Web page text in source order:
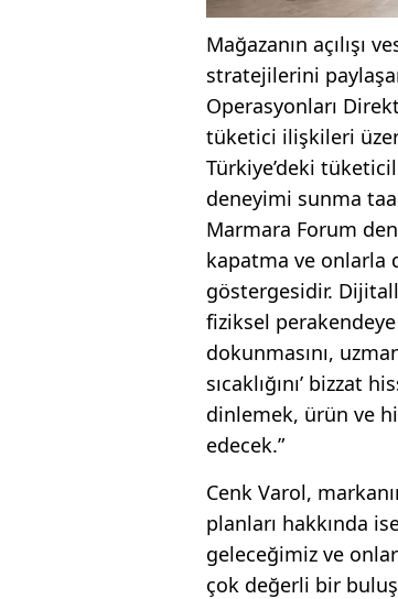
Mağazanın açılışı
stratejilerini
Operasyonları
tüketici ilişkileri
Türkiye’deki
deneyimi sunma
Marmara Forum
kapatma ve onlarla
göstergesidir.
fiziksel perakendeye
dokunmasını,
sıcaklığını’
dinlemek, ürün ve
edecek.”
Cenk Varol,
planları hakkında
geleceğimiz ve
çok değerli bir